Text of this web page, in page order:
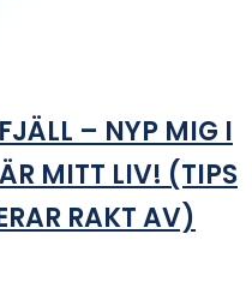
– NYP MIG I
MITT LIV! (TIPS
RAKT AV)